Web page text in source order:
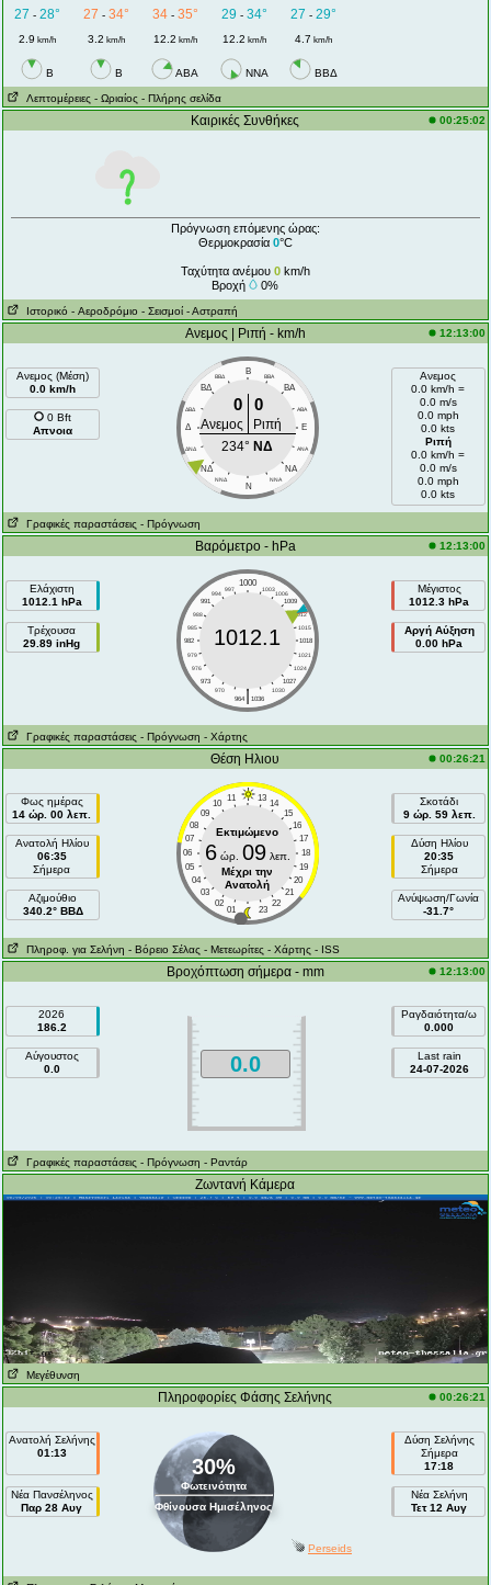
27 -28° 27 - 34° 34- 35° 29 - 34° 27 - 29°
2.9 km/h 3.2 km/h 12.2 km/h 12.2 km/h 4.7 km/h
Β Β AΒA NNA ΒΒΔ
Λεπτομέρειες - Ωριαίος - Πλήρης σελίδα
Καιρικές Συνθήκες 00:25:02
Πρόγνωση επόμενης ώρας:
Θερμοκρασία 0°C
Ταχύτητα ανέμου 0km/h
Βροχή
0%
Ιστορικό - Aεροδρόμιο - Σεισμοί - Αστραπή
Ανεμος | Ριπή - km/h 12:13:00
Ανεμος (Μέση)
0.0 km/h
0 Bft
Απνοια
Β
ΒΒΔ ΒΒΑ
ΒΔ ΒA
ΔΒΔ AΒA
Δ E
ΔΝΔ ANA
ΝΔ NA
ΝΝΔ NNA
N
0 0
Ανεμος
Ριπή
234° ΝΔ
Ανεμος
0.0 km/h =
0.0 m/s
0.0 mph
0.0 kts
Ριπή
0.0 km/h =
0.0 m/s
0.0 mph
0.0 kts
Γραφικές παραστάσεις - Πρόγνωση
Βαρόμετρο - hPa 12:13:00
Ελάχιστη
1012.1 hPa
Τρέχουσα
29.89 inHg
1000
997 1003
994
1006
991
1009
988
1012
985
1015
982
1018
979
1021
976
1024
973
1027
970
1030
|
964 1036
1012.1
Μέγιστος
1012.3 hPa
Αργή Αύξηση
0.00 hPa
Γραφικές παραστάσεις - Πρόγνωση - Χάρτης
Θέση Ηλιου 00:26:21
Φως ημέρας
14 ώρ. 00 λεπ.
Ανατολή Ηλίου
06:35
Σήμερα
Aζιμούθιο
340.2° ΒΒΔ
11 13
10
14
09
15
08
16
07
17
06
18
05
19
04
20
03
21
02
22
01 23
Εκτιμώμενο
6ώρ. 09λεπ.
Μέχρι την
Ανατολή
Σκοτάδι
9 ώρ. 59 λεπ.
Δύση Ηλίου
20:35
Σήμερα
Ανύψωση/Γωνία
-31.7°
Πληροφ. για Σελήνη - Βόρειο Σέλας - Μετεωρίτες - Χάρτης - ISS
Βροχόπτωση σήμερα - mm 12:13:00
2026
186.2
Αύγουστος
0.0
0.0
Ραγδαιότητα/ω
0.000
Last rain
24-07-2026
Γραφικές παραστάσεις - Πρόγνωση - Ραντάρ
Ζωντανή Κάμερα
Μεγέθυνση
Πληροφορίες Φάσης Σελήνης 00:26:21
Ανατολή Σελήνης
01:13
Νέα Πανσέληνος
Παρ 28 Αυγ
30%
Φωτεινότητα
Φθίνουσα Ημισέληνος
Δύση Σελήνης
Σήμερα
17:18
Νέα Σελήνη
Τετ 12 Αυγ
Perseids